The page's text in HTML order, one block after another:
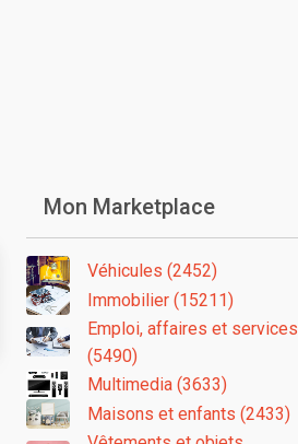
Mon Marketplace
Véhicules (2452)
Immobilier (15211)
Emploi, affaires et services
(5490)
Multimedia (3633)
Maisons et enfants (2433)